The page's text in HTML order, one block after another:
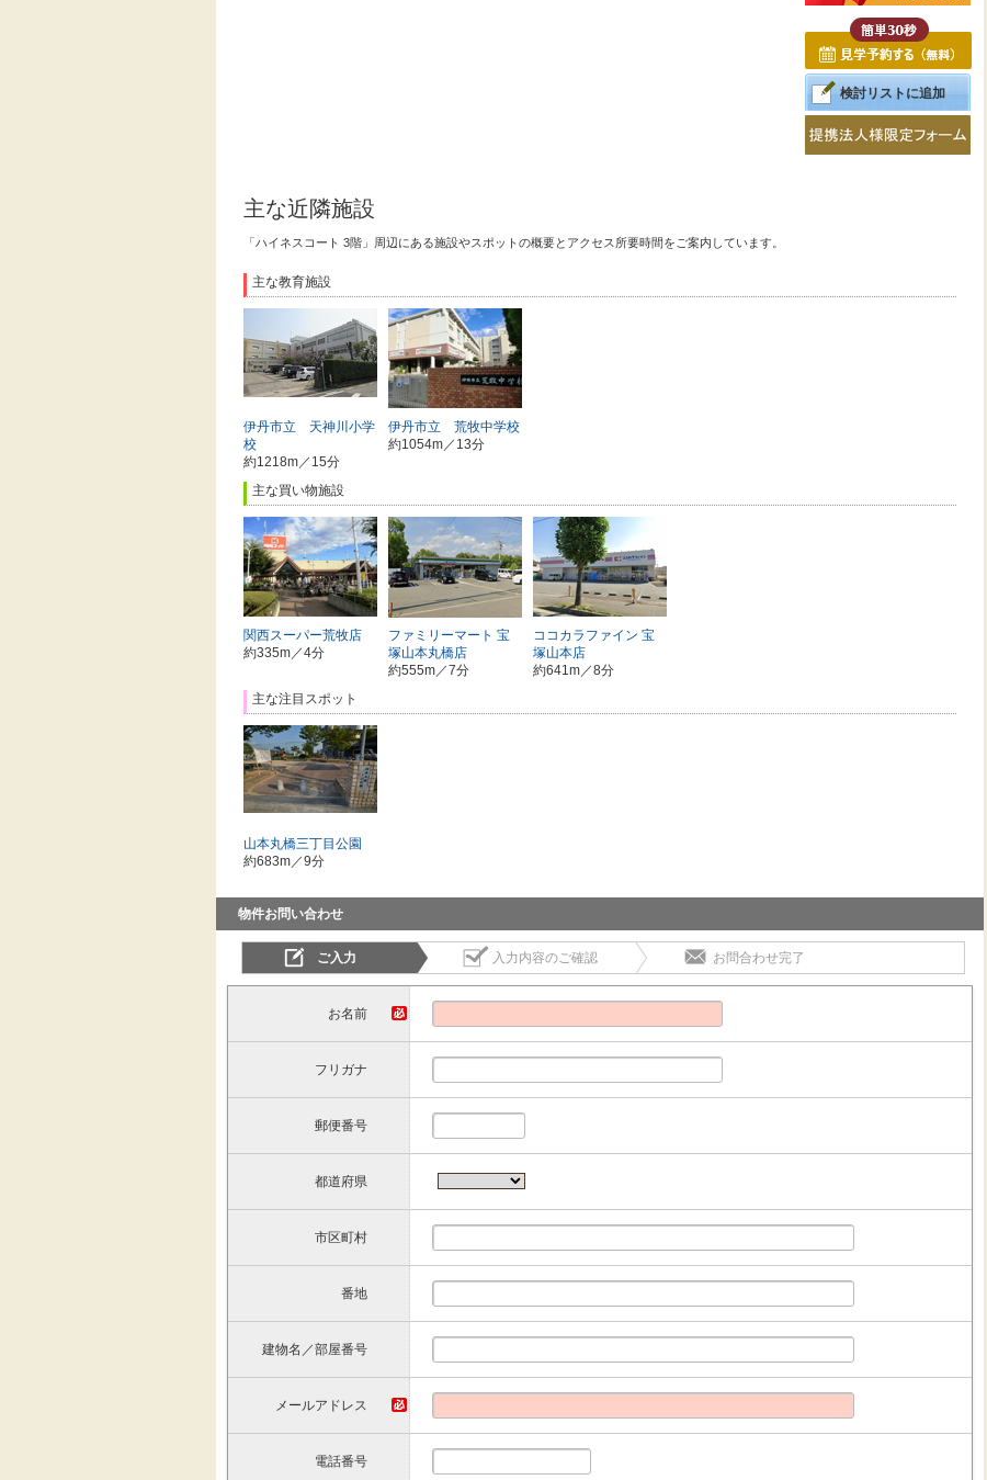
検討リストに追加
主な近隣施設
「ハイネスコート 3階」周辺にある施設やスポットの概要とアクセス所要時間をご案内しています。
主な教育施設
伊丹市立 天神川小学
校
約1218m／15分
伊丹市立 荒牧中学校
約1054m／13分
主な買い物施設
関西スーパー荒牧店
約335m／4分
ファミリーマート 宝
塚山本丸橋店
約555m／7分
ココカラファイン 宝
塚山本店
約641m／8分
主な注目スポット
山本丸橋三丁目公園
約683m／9分
物件お問い合わせ
ご入力 入力内容のご確認 お問合わせ完了
お名前
フリガナ
郵便番号
都道府県
市区町村
番地
建物名／部屋番号
メールアドレス
電話番号